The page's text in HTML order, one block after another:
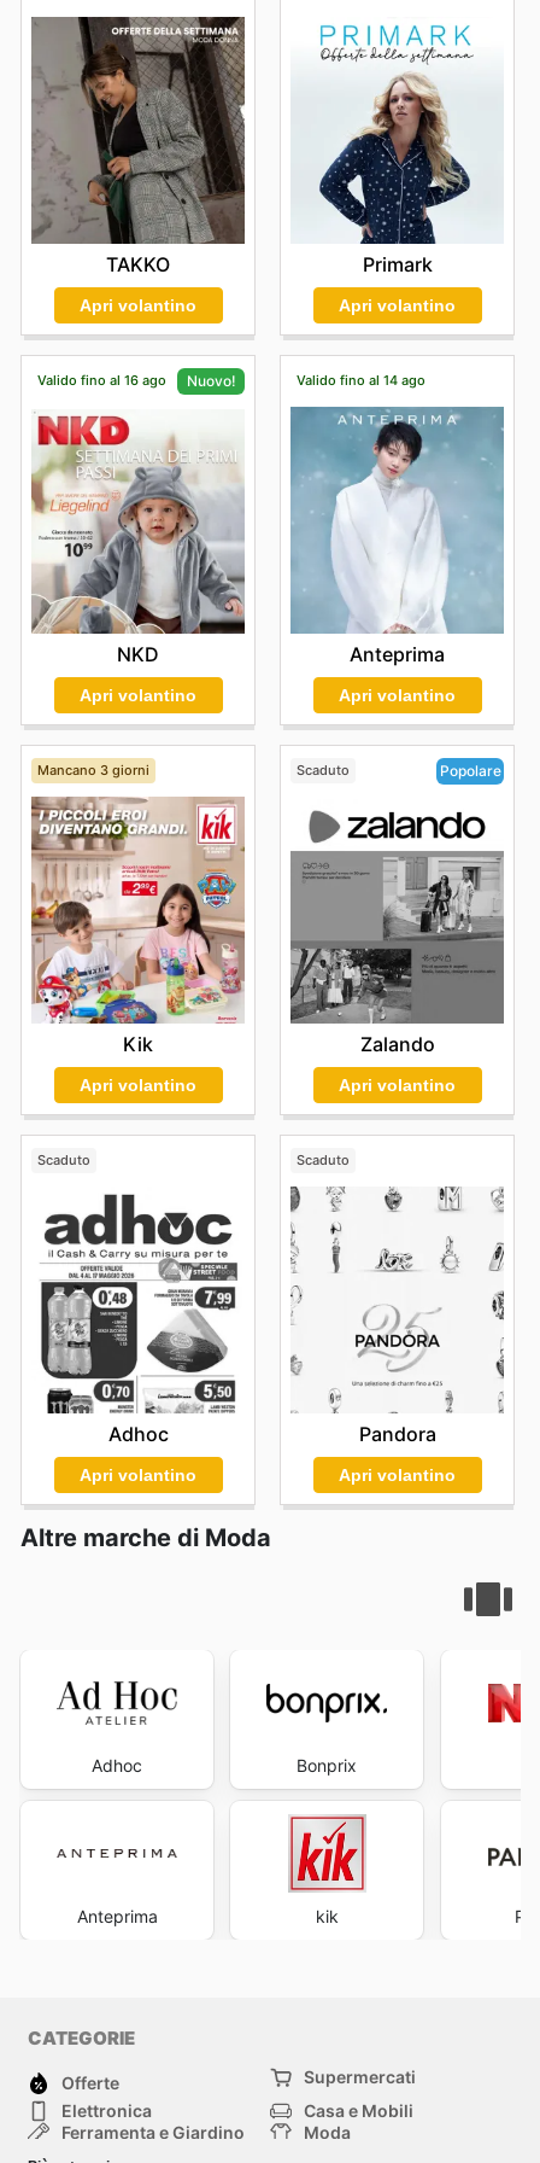
le loro offerte online.
TAKKO
Apri volantino
Primark
Apri volantino
Valido fino al 16 ago Nuovo!
NKD
Apri volantino
Valido fino al 14 ago
Anteprima
Apri volantino
Mancano 3 giorni
Kik
Apri volantino
Scaduto Popolare
Zalando
Apri volantino
Scaduto
Adhoc
Apri volantino
Scaduto
Pandora
Apri volantino
Altre marche di Moda
Adhoc
Anteprima
Bonprix
kik
CATEGORIE
Offerte
Supermercati
Elettronica
Casa e Mobili
Ferramenta e Giardino
Moda